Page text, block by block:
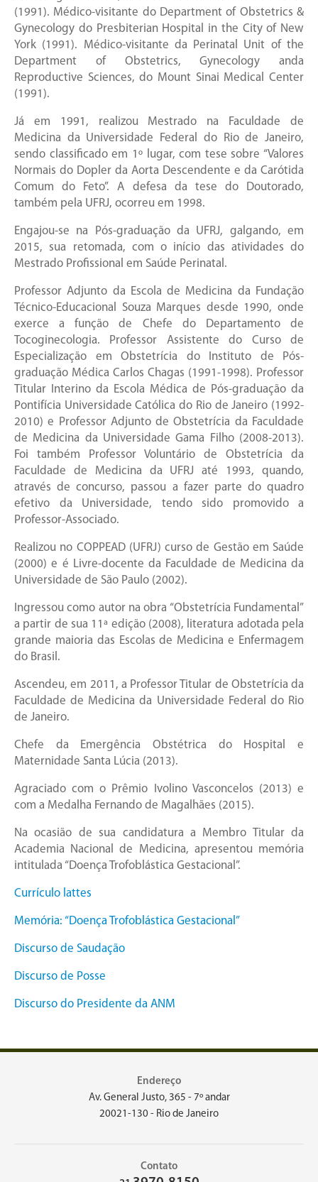
(1991). Médico-visitante do Department of Obstetrics &
Gynecology do Presbiterian Hospital in the City of New
York (1991). Médico-visitante da Perinatal Unit of the
Department of Obstetrics, Gynecology anda
Reproductive Sciences, do Mount Sinai Medical Center
(1991).
Já em 1991, realizou Mestrado na Faculdade de
Medicina da Universidade Federal do Rio de Janeiro,
sendo classificado em 1º lugar, com tese sobre “Valores
Normais do Dopler da Aorta Descendente e da Carótida
Comum do Feto”. A defesa da tese do Doutorado,
também pela UFRJ, ocorreu em 1998.
Engajou-se na Pós-graduação da UFRJ, galgando, em
2015, sua retomada, com o início das atividades do
Mestrado Profissional em Saúde Perinatal.
Professor Adjunto da Escola de Medicina da Fundação
Técnico-Educacional Souza Marques desde 1990, onde
exerce a função de Chefe do Departamento de
Tocoginecologia. Professor Assistente do Curso de
Especialização em Obstetrícia do Instituto de Pós-
graduação Médica Carlos Chagas (1991-1998). Professor
Titular Interino da Escola Médica de Pós-graduação da
Pontifícia Universidade Católica do Rio de Janeiro (1992-
2010) e Professor Adjunto de Obstetrícia da Faculdade
de Medicina da Universidade Gama Filho (2008-2013).
Foi também Professor Voluntário de Obstetrícia da
Faculdade de Medicina da UFRJ até 1993, quando,
através de concurso, passou a fazer parte do quadro
efetivo da Universidade, tendo sido promovido a
Professor-Associado.
Realizou no COPPEAD (UFRJ) curso de Gestão em Saúde
(2000) e é Livre-docente da Faculdade de Medicina da
Universidade de São Paulo (2002).
Ingressou como autor na obra “Obstetrícia Fundamental”
a partir de sua 11ª edição (2008), literatura adotada pela
grande maioria das Escolas de Medicina e Enfermagem
do Brasil.
Ascendeu, em 2011, a Professor Titular de Obstetrícia da
Faculdade de Medicina da Universidade Federal do Rio
de Janeiro.
Chefe da Emergência Obstétrica do Hospital e
Maternidade Santa Lúcia (2013).
Agraciado com o Prêmio Ivolino Vasconcelos (2013) e
com a Medalha Fernando de Magalhães (2015).
Na ocasião de sua candidatura a Membro Titular da
Academia Nacional de Medicina, apresentou memória
intitulada “Doença Trofoblástica Gestacional”.
Currículo lattes
Memória: “Doença Trofoblástica Gestacional”
Discurso de Saudação
Discurso de Posse
Discurso do Presidente da ANM
Endereço
Av. General Justo, 365 - 7º andar
20021-130 - Rio de Janeiro
Contato